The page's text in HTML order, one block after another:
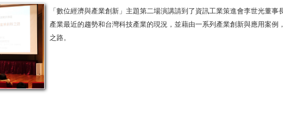
「數位經濟與產業創新」主題第二場演講請到了資訊工業策進會李世光董
產業最近的趨勢和台灣科技產業的現況，並藉由一系列產業創新與應用案例
之路。